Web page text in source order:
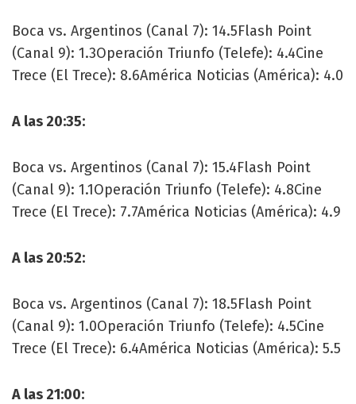
Boca vs. Argentinos (Canal 7): 14.5Flash Point
(Canal 9): 1.3Operación Triunfo (Telefe): 4.4Cine
Trece (El Trece): 8.6América Noticias (América): 4.0
A las 20:35:
Boca vs. Argentinos (Canal 7): 15.4Flash Point
(Canal 9): 1.1Operación Triunfo (Telefe): 4.8Cine
Trece (El Trece): 7.7América Noticias (América): 4.9
A las 20:52:
Boca vs. Argentinos (Canal 7): 18.5Flash Point
(Canal 9): 1.0Operación Triunfo (Telefe): 4.5Cine
Trece (El Trece): 6.4América Noticias (América): 5.5
A las 21:00: